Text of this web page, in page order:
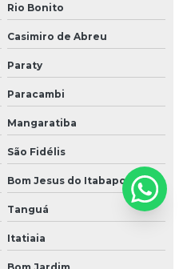
Rio Bonito
Casimiro de Abreu
Paraty
Paracambi
Mangaratiba
São Fidélis
Bom Jesus do Itabapoana
Tanguá
Itatiaia